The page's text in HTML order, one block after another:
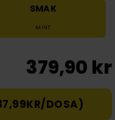
SMAK
MINT
379,90 kr
DOSA)